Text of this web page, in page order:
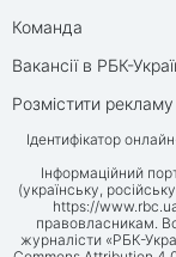
Команда
Вакансії в РБК-
Розмістити рекламу
Ідентифікатор
Інформаційний
(українську,
https://
правовласникам.
журналісти «РБК-